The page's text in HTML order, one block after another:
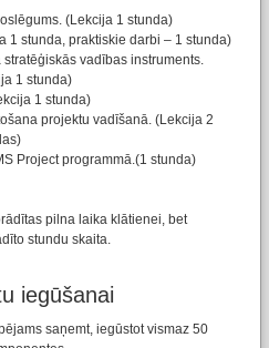
(Lekcija 1 stunda)
1 stunda, praktiskie darbi – 1 stunda)
vadības instruments.
1 stunda)
1 stunda)
projektu vadīšanā. (Lekcija 2
Project programmā.(1 stunda)
pilna laika klātienei, bet
stundu skaita.
iegūšanai
saņemt, iegūstot vismaz 50